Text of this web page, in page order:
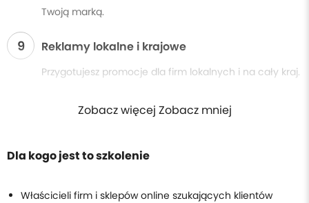
Twoją marką.
9 Reklamy lokalne i krajowe
Przygotujesz promocje dla firm lokalnych i na cały kraj.
Zobacz więcej Zobacz mniej
Dla kogo jest to szkolenie
Właścicieli firm i sklepów online szukających klientów